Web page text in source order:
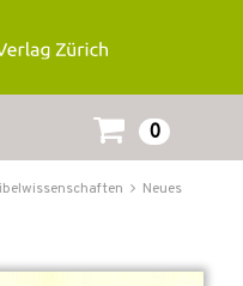
0
Neues